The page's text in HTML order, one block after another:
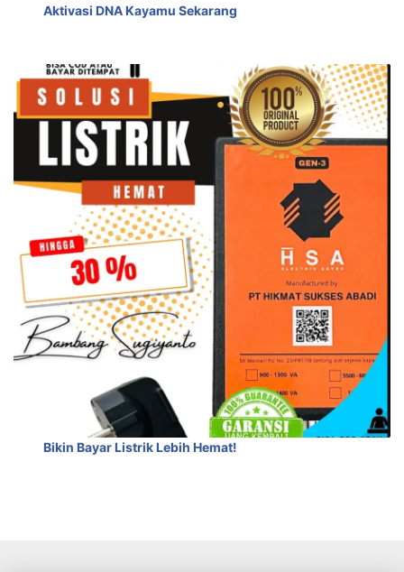
Aktivasi DNA Kayamu Sekarang
Bikin Bayar Listrik Lebih Hemat!